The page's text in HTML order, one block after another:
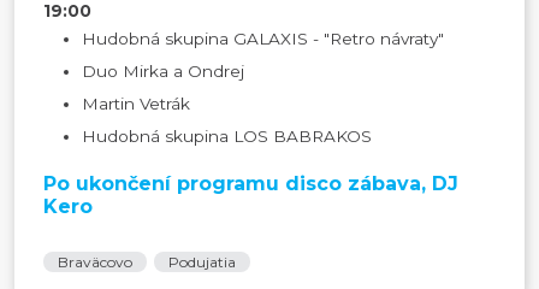
19:00
Hudobná skupina GALAXIS - "Retro návraty"
Duo Mirka a Ondrej
Martin Vetrák
Hudobná skupina LOS BABRAKOS
Po ukončení programu disco zábava, DJ
Kero
Braväcovo Podujatia